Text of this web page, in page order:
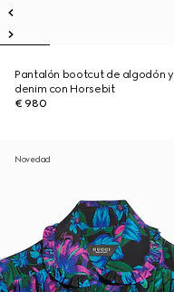
Pantalón bootcut de algodón y
denim con Horsebit
€ 980
Novedad